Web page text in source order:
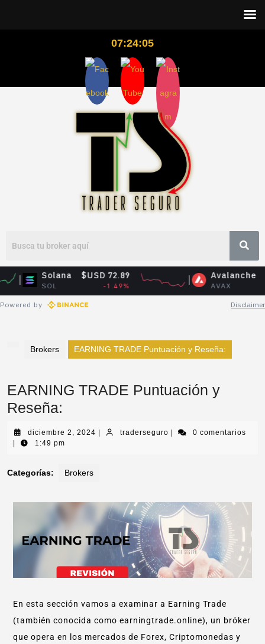
07:24:06
Solana
SOL
$USD 72.89 Avalanche
AVAX
$USD
Powered by Disclaimer
Brokers EARNING TRADE Puntuación y Reseña:
EARNING TRADE Puntuación y
Reseña:
diciembre 2, 2024 traderseguro
0 comentarios
1:49 pm
Categorías: Brokers
En esta sección vamos a examinar a Earning Trade
(también conocida como earningtrade.online), un bróker
que opera en los mercados de Forex, Criptomonedas y